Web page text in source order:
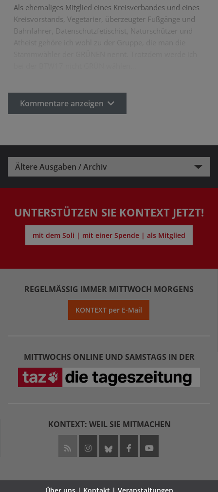
Als ehemaliges Mitglied eines Kreisverbandes und eines
Kreisvorstands, Vegetarier, überzeugter Fußgänge und
Bahnfahrer, Datenschutzfetischist, Naturschützer und
Kommentare anzeigen
Ältere Ausgaben / Archiv
UNTERSTÜTZEN SIE KONTEXT JETZT!
mit dem Soli | mit einer Spende | als Mitglied
REGELMÄSSIG IMMER MITTWOCH MORGENS
KONTEXT per E-Mail
MITTWOCHS ONLINE UND SAMSTAGS IN DER
KONTEXT: WEIL SIE MITMACHEN